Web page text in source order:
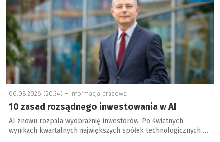
06.08.2026 (20:34) – informacja prasowa
10 zasad rozsądnego inwestowania w AI
AI znowu rozpala wyobraźnię inwestorów. Po świetnych
wynikach kwartalnych największych spółek technologicznych …